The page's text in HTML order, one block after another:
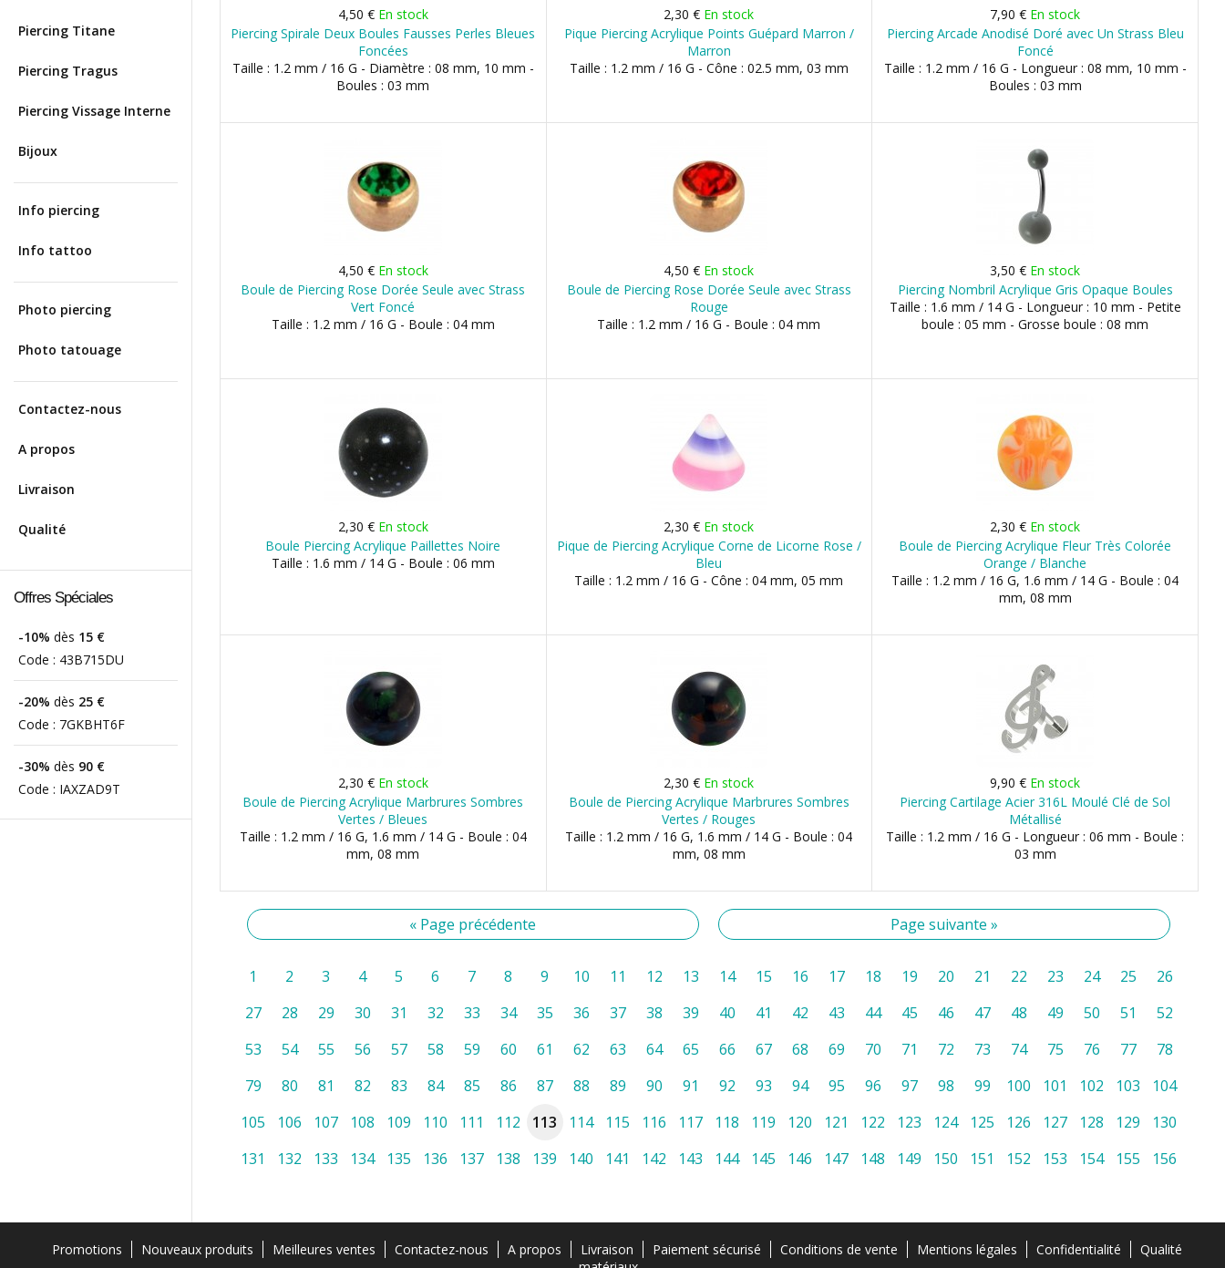
Piercing Titane
Piercing Tragus
Piercing Vissage Interne
Bijoux
Info piercing
Info tattoo
Photo piercing
Photo tatouage
Contactez-nous
A propos
Livraison
Qualité
Offres Spéciales
-10% dès 15 €
Code : 43B715DU
-20% dès 25 €
Code : 7GKBHT6F
-30% dès 90 €
Code : IAXZAD9T
4,50 € En stock
Piercing Spirale Deux Boules Fausses Perles Bleues
Foncées
Taille : 1.2 mm / 16 G - Diamètre : 08 mm, 10 mm -
Boules : 03 mm
2,30 € En stock
Pique Piercing Acrylique Points Guépard Marron /
Marron
Taille : 1.2 mm / 16 G - Cône : 02.5 mm, 03 mm
7,90 € En stock
Piercing Arcade Anodisé Doré avec Un Strass Bleu
Foncé
Taille : 1.2 mm / 16 G - Longueur : 08 mm, 10 mm -
Boules : 03 mm
4,50 € En stock
Boule de Piercing Rose Dorée Seule avec Strass
Vert Foncé
Taille : 1.2 mm / 16 G - Boule : 04 mm
4,50 € En stock
Boule de Piercing Rose Dorée Seule avec Strass
Rouge
Taille : 1.2 mm / 16 G - Boule : 04 mm
3,50 € En stock
Piercing Nombril Acrylique Gris Opaque Boules
Taille : 1.6 mm / 14 G - Longueur : 10 mm - Petite
boule : 05 mm - Grosse boule : 08 mm
2,30 € En stock
Boule Piercing Acrylique Paillettes Noire
Taille : 1.6 mm / 14 G - Boule : 06 mm
2,30 € En stock
Pique de Piercing Acrylique Corne de Licorne Rose /
Bleu
Taille : 1.2 mm / 16 G - Cône : 04 mm, 05 mm
2,30 € En stock
Boule de Piercing Acrylique Fleur Très Colorée
Orange / Blanche
Taille : 1.2 mm / 16 G, 1.6 mm / 14 G - Boule : 04
mm, 08 mm
2,30 € En stock
Boule de Piercing Acrylique Marbrures Sombres
Vertes / Bleues
Taille : 1.2 mm / 16 G, 1.6 mm / 14 G - Boule : 04
mm, 08 mm
2,30 € En stock
Boule de Piercing Acrylique Marbrures Sombres
Vertes / Rouges
Taille : 1.2 mm / 16 G, 1.6 mm / 14 G - Boule : 04
mm, 08 mm
9,90 € En stock
Piercing Cartilage Acier 316L Moulé Clé de Sol
Métallisé
Taille : 1.2 mm / 16 G - Longueur : 06 mm - Boule :
03 mm
« Page précédente Page suivante »
1 2 3 4 5 6 7 8 9 10 11 12 13 14 15 16 17 18 19 20 21 22 23 24 25
26
27
28 29 30 31 32 33 34 35 36 37 38 39 40 41 42 43 44 45 46 47 48 49 50 51
52
53
54 55 56 57 58 59 60 61 62 63 64 65 66 67 68 69 70 71 72 73 74 75 76 77
78
79
80 81 82 83 84 85 86 87 88 89 90 91 92 93 94 95 96 97 98 99 100 101 102 103
104
105
106 107 108 109 110 111 112 113 114 115 116 117 118 119 120 121 122 123 124 125 126 127 128 129
130
131
132 133 134 135 136 137 138 139 140 141 142 143 144 145 146 147 148 149 150 151 152 153 154 155 156
Promotions Nouveaux produits Meilleures ventes Contactez-nous A propos Livraison Paiement sécurisé Conditions de vente Mentions légales Confidentialité
Qualité